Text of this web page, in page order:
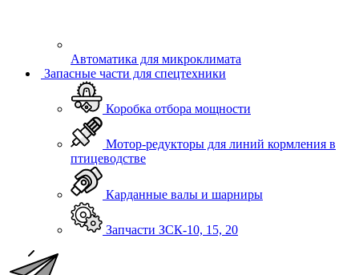
Автоматика для микроклимата
Запасные части для спецтехники
Коробка отбора мощности
Мотор-редукторы для линий кормления в
птицеводстве
Карданные валы и шарниры
Запчасти ЗСК-10, 15, 20